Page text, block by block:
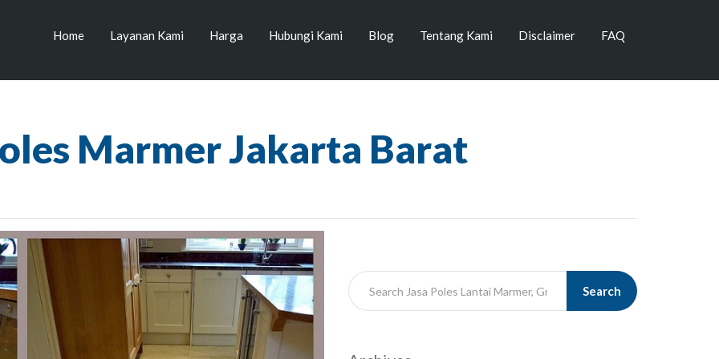
Home Layanan Kami Harga Hubungi Kami Blog Tentang Kami Disclaimer FAQ
Marmer Jakarta Barat
Search